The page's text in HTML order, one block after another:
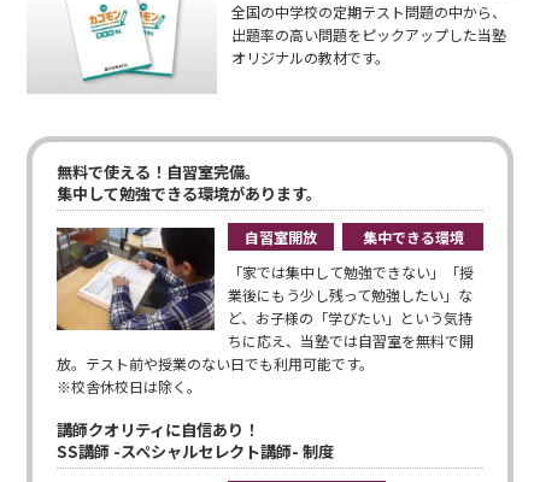
全国の中学校の定期テスト問題の中から、
出題率の高い問題をピックアップした当塾
オリジナルの教材です。
無料で使える！自習室完備。
集中して勉強できる環境があります。
自習室開放
集中できる環境
「家では集中して勉強できない」「授
業後にもう少し残って勉強したい」な
ど、お子様の「学びたい」という気持
ちに応え、当塾では自習室を無料で開
放。テスト前や授業のない日でも利用可能です。
※校舎休校日は除く。
講師クオリティに自信あり！
SS講師 -スペシャルセレクト講師- 制度